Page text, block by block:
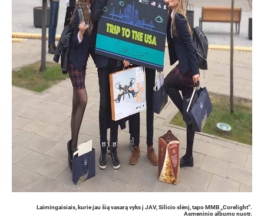
Laimingaisiais, kurie jau šią vasarą vyks į JAV, Silicio slėnį, tapo MMB „Corelight“.
Asmeninio albumo nuotr.